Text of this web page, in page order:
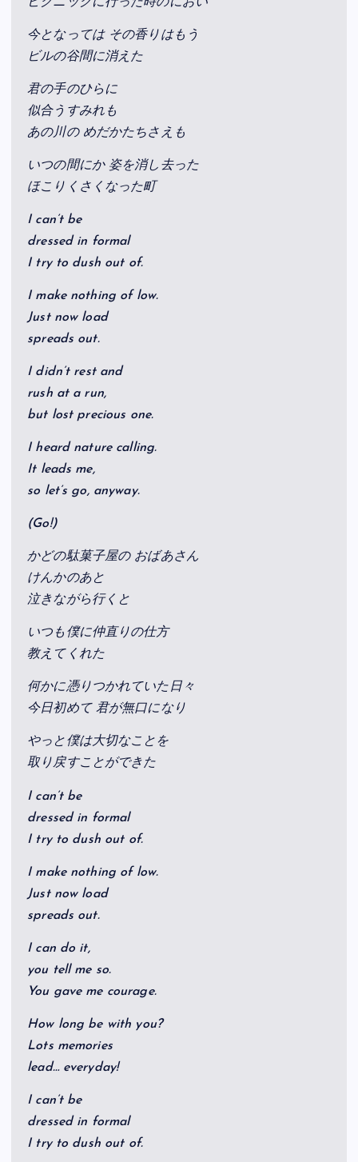
今となっては その香りはもう
ビルの谷間に消えた
君の手のひらに
似合うすみれも
あの川の めだかたちさえも
いつの間にか 姿を消し去った
ほこりくさくなった町
I can’t be
dressed in formal
I try to dush out of.
I make nothing of low.
Just now load
spreads out.
I didn’t rest and
rush at a run,
but lost precious one.
I heard nature calling.
It leads me,
so let’s go, anyway.
(Go!)
かどの駄菓子屋の おばあさん
けんかのあと
泣きながら行くと
いつも僕に仲直りの仕方
教えてくれた
何かに憑りつかれていた日々
今日初めて 君が無口になり
やっと僕は大切なことを
取り戻すことができた
I can’t be
dressed in formal
I try to dush out of.
I make nothing of low.
Just now load
spreads out.
I can do it,
you tell me so.
You gave me courage.
How long be with you?
Lots memories
lead… everyday!
I can’t be
dressed in formal
I try to dush out of.